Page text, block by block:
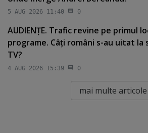
5 AUG 2026 11:40 0
AUDIENŢE. Trafic revine pe primul
programe. Câţi români s-au uitat la
TV?
4 AUG 2026 15:39 0
mai multe articole